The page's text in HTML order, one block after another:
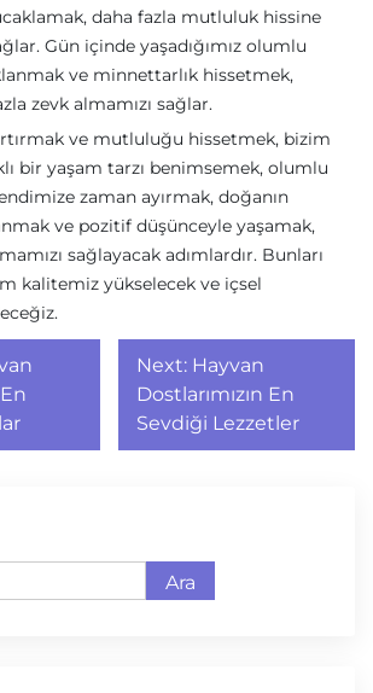
daha fazla mutluluk hissine
Gün içinde yaşadığımız olumlu
ve minnettarlık hissetmek,
zevk almamızı sağlar.
ve mutluluğu hissetmek, bizim
bir yaşam tarzı benimsemek, olumlu
zaman ayırmak, doğanın
ve pozitif düşünceyle yaşamak,
sağlayacak adımlardır. Bunları
kalitemiz yükselecek ve içsel
Next: Hayvan
Dostlarımızın En
Sevdiği Lezzetler
Ara